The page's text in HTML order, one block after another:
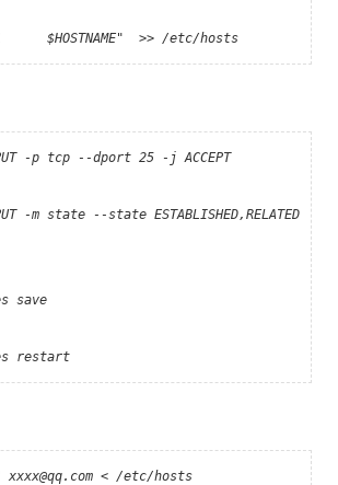
$HOSTNAME" >> /etc/hosts
-p tcp --dport 25 -j ACCEPT
-m state --state ESTABLISHED,RELATED
save
restart
< /etc/hosts